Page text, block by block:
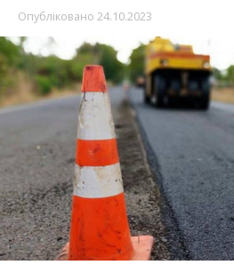
Опубліковано 24.10.2023